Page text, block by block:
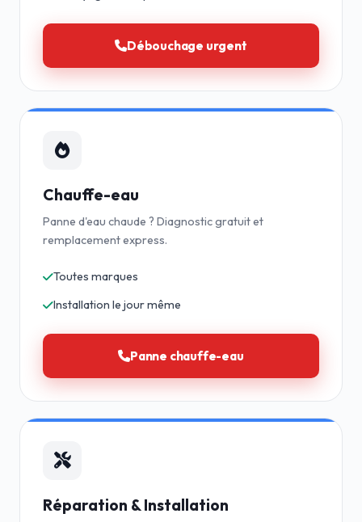
Débouchage urgent
Chauffe-eau
Panne d'eau chaude ? Diagnostic gratuit et
remplacement express.
Toutes marques
Installation le jour même
Panne chauffe-eau
Réparation & Installation